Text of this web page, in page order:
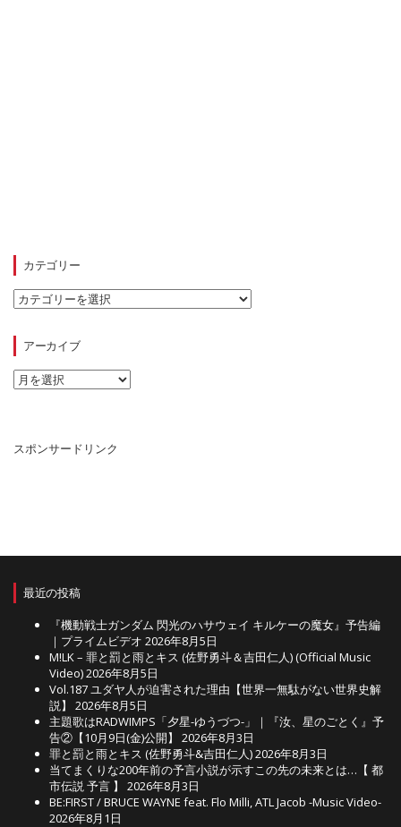
カテゴリー
カ
テ
ー
アーカイブ
ア
ー
ブ
スポンサードリンク
最近の投稿
『機動戦士ガンダム 閃光のハサウェイ キルケーの魔女』予告編
｜プライムビデオ 2026年8月5日
M!LK – 罪と罰と雨とキス (佐野勇斗＆吉田仁人) (Official Music
Video)2026年8月5日
Vol.187 ユダヤ人が迫害された理由【世界一無駄がない世界史解
説】
2026年8月5日
主題歌はRADWIMPS「夕星-ゆうづつ-」｜『汝、星のごとく』予
告②【10月9日(金)公開】
2026年8月3日
罪と罰と雨とキス (佐野勇斗&吉田仁人)2026年8月3日
当てまくりな200年前の予言小説が示すこの先の未来とは…【 都
市伝説 予言 】
2026年8月3日
BE:FIRST / BRUCE WAYNE feat. Flo Milli, ATL Jacob -Music Video-
2026年8月1日